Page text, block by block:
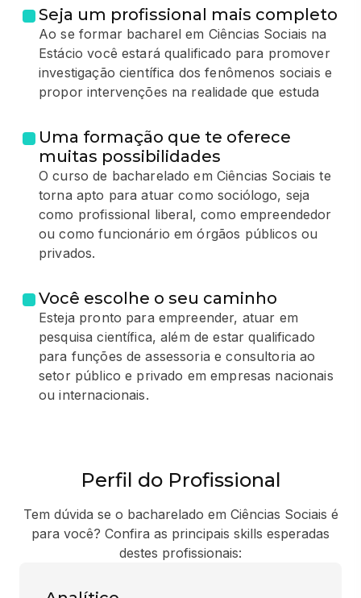
Seja um profissional mais completo
Ao se formar bacharel em Ciências Sociais na
Estácio você estará qualificado para promover
investigação científica dos fenômenos sociais e
propor intervenções na realidade que estuda
Uma formação que te oferece
muitas possibilidades
O curso de bacharelado em Ciências Sociais te
torna apto para atuar como sociólogo, seja
como profissional liberal, como empreendedor
ou como funcionário em órgãos públicos ou
privados.
Você escolhe o seu caminho
Esteja pronto para empreender, atuar em
pesquisa científica, além de estar qualificado
para funções de assessoria e consultoria ao
setor público e privado em empresas nacionais
ou internacionais.
Perfil do Profissional
Tem dúvida se o bacharelado em Ciências Sociais é
para você? Confira as principais skills esperadas
destes profissionais: